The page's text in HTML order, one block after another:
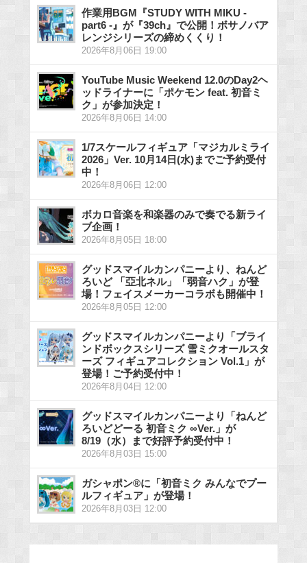
作業用BGM『STUDY WITH MIKU -
part6 -』が『39ch』で公開！ボサノバア
レンジシリーズの締めくくり！
2026年8月06日 19:00
YouTube Music Weekend 12.0のDay2ヘ
ッドライナーに「ポケモン feat. 初音ミ
ク」が参加決定！
2026年8月06日 14:00
1/7スケールフィギュア「マジカルミライ
2026」Ver. 10月14日(水)までご予約受付
中！
2026年8月06日 12:00
ボカロ音楽を和楽器のみで奏でる新ライ
ブ企画！
2026年8月05日 18:00
グッドスマイルカンパニーより、ねんど
ろいど 「亞北ネル」「弱音ハク」が登
場！フェイスメーカーコラボも開催中！
2026年8月05日 12:00
グッドスマイルカンパニーより「ブライ
ンドボックスシリーズ 雪ミクオールスタ
ーズ フィギュアコレクション Vol.1」が
登場！ご予約受付中！
2026年8月04日 12:00
グッドスマイルカンパニーより「ねんど
ろいどどーる 初音ミク ∞Ver.」が
8/19（水）まで好評予約受付中！
2026年8月03日 15:00
ガシャポン®に「初音ミク みんなでプー
ルフィギュア」が登場！
2026年8月03日 12:00